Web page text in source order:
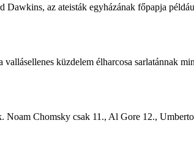
Dawkins, az ateisták egyházának főpapja
vallásellenes küzdelem élharcosa sarlatánnak
Noam Chomsky csak 11., Al Gore 12.,